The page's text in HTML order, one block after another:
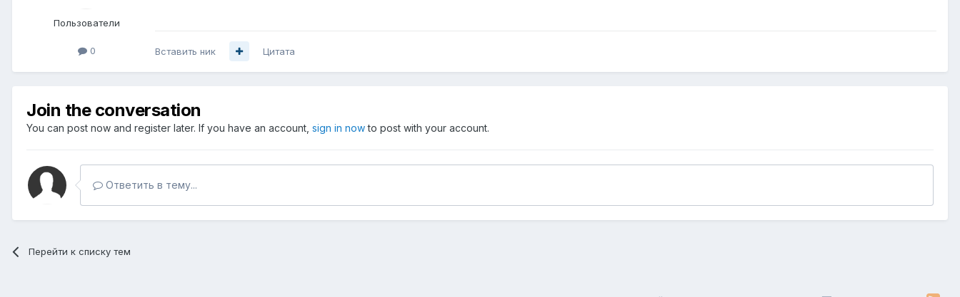
Пользователи
0 Вставить ник Цитата
Join the conversation
You can post now and register later. If you have an account, sign in nowto post with your account.
Ответить в тему...
Перейти к списку тем